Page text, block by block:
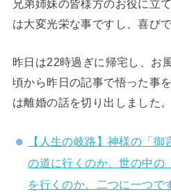
兄弟姉妹の皆様方のお役に立
は大変光栄な事ですし、喜びで
昨日は22時過ぎに帰宅し、お
頃から昨日の記事で悟った事
は離婚の話を切り出しました。
【人生の岐路】神様の「
の道に行くのか、世の中の
を行くのか、二つに一つで